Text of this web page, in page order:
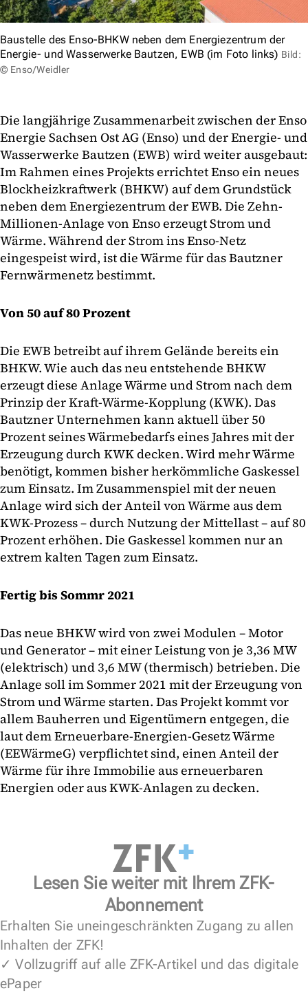
Baustelle des Enso-BHKW neben dem Energiezentrum der
Energie- und Wasserwerke Bautzen, EWB (im Foto links) Bild:
© Enso/Weidler
Die langjährige Zusammenarbeit zwischen der Enso
Energie Sachsen Ost AG (Enso) und der Energie- und
Wasserwerke Bautzen (EWB) wird weiter ausgebaut:
Im Rahmen eines Projekts errichtet Enso ein neues
Blockheizkraftwerk (BHKW) auf dem Grundstück
neben dem Energiezentrum der EWB. Die Zehn-
Millionen-Anlage von Enso erzeugt Strom und
Wärme. Während der Strom ins Enso-Netz
eingespeist wird, ist die Wärme für das Bautzner
Fernwärmenetz bestimmt.
Von 50 auf 80 Prozent
Die EWB betreibt auf ihrem Gelände bereits ein
BHKW. Wie auch das neu entstehende BHKW
erzeugt diese Anlage Wärme und Strom nach dem
Prinzip der Kraft-Wärme-Kopplung (KWK). Das
Bautzner Unternehmen kann aktuell über 50
Prozent seines Wärmebedarfs eines Jahres mit der
Erzeugung durch KWK decken. Wird mehr Wärme
benötigt, kommen bisher herkömmliche Gaskessel
zum Einsatz. Im Zusammenspiel mit der neuen
Anlage wird sich der Anteil von Wärme aus dem
KWK-Prozess – durch Nutzung der Mittellast – auf 80
Prozent erhöhen. Die Gaskessel kommen nur an
extrem kalten Tagen zum Einsatz.
Fertig bis Sommr 2021
Das neue BHKW wird von zwei Modulen – Motor
und Generator – mit einer Leistung von je 3,36 MW
(elektrisch) und 3,6 MW (thermisch) betrieben. Die
Anlage soll im Sommer 2021 mit der Erzeugung von
Strom und Wärme starten. Das Projekt kommt vor
allem Bauherren und Eigentümern entgegen, die
laut dem Erneuerbare-Energien-Gesetz Wärme
(EEWärmeG) verpflichtet sind, einen Anteil der
Wärme für ihre Immobilie aus erneuerbaren
Energien oder aus KWK-Anlagen zu decken.
Lesen Sie weiter mit Ihrem ZFK-
Abonnement
Erhalten Sie uneingeschränkten Zugang zu allen
Inhalten der ZFK!
✓ Vollzugriff auf alle ZFK-Artikel und das digitale
ePaper